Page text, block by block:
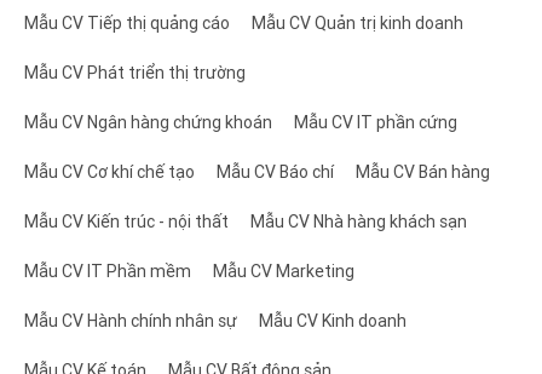
năng phù hợp với văn hóa làm việc của công ty.
- Người tham chiếu: Để tăng thêm sự chuyên nghiệp
và cũng là một cách để đảm bảo hơn về kỹ năng
người tham chiếu - là người hiểu về kỹ năng của ứng
viên và đã từng làm việc cùng ứng viên.
Bằng cách tổ chức và trình bày thông tin một cách
logic và dễ hiểu, một bản mẫu CV xin việc kiến trúc -
Mẫu CV Tiếp thị quảng cáo Mẫu CV Quản trị kinh doanh
Mẫu CV Phát triển thị trường
Mẫu CV Ngân hàng chứng khoán Mẫu CV IT phần cứng
Mẫu CV Cơ khí chế tạo Mẫu CV Báo chí Mẫu CV Bán hàng
Mẫu CV Kiến trúc - nội thất Mẫu CV Nhà hàng khách sạn
Mẫu CV IT Phần mềm Mẫu CV Marketing
Mẫu CV Hành chính nhân sự Mẫu CV Kinh doanh